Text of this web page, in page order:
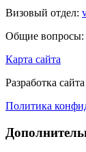
Визовый отдел:
Общие вопросы:
Карта сайта
Разработка
Политика